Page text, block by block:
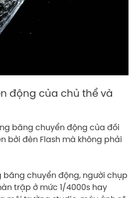
động của chủ thể và
băng chuyển động của đối
bởi đèn Flash mà không phải
băng chuyển động, người chụp
trập ở mức 1/4000s hay